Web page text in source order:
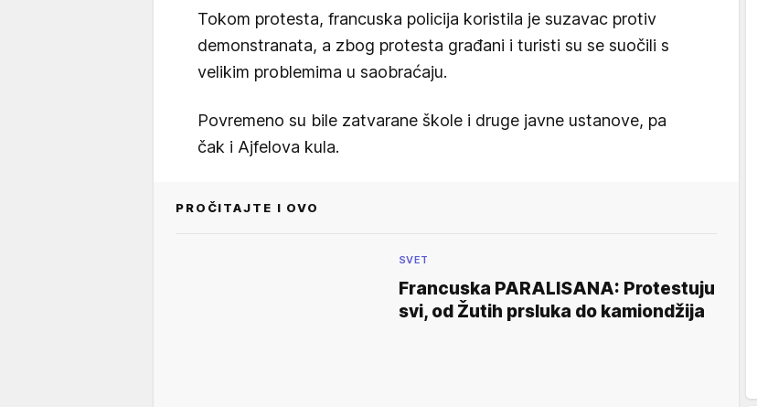
Tokom protesta, francuska policija koristila je suzavac protiv
demonstranata, a zbog protesta građani i turisti su se suočili s
velikim problemima u saobraćaju.
Povremeno su bile zatvarane škole i druge javne ustanove, pa
čak i Ajfelova kula.
PROČITAJTE I OVO
SVET
Francuska PARALISANA: Protestuju
svi, od Žutih prsluka do kamiondžija